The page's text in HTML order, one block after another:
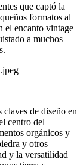
que captó la
formatos al
el encanto vintage
a muchos
de diseño en
centro del
orgánicos y
y otros
y la versatilidad